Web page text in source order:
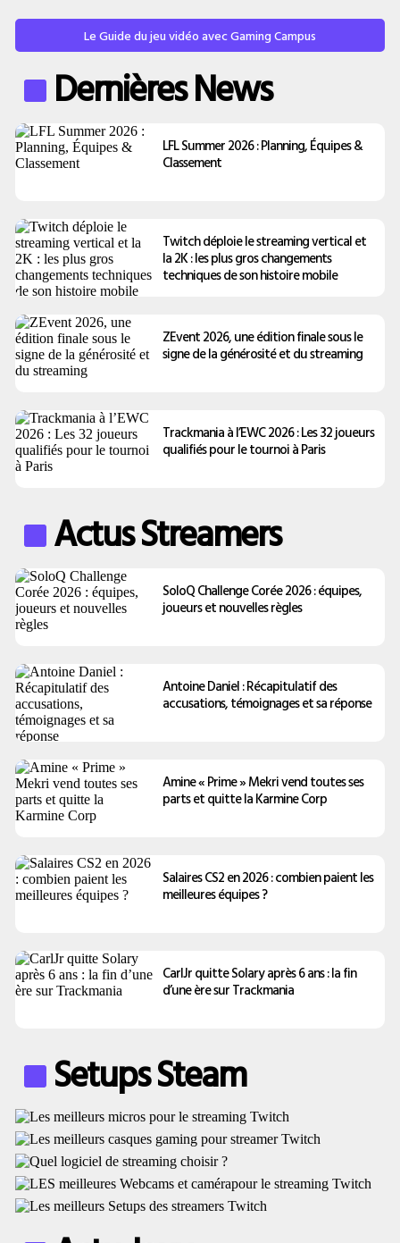
Le Guide du jeu vidéo avec Gaming Campus
Dernières News
LFL Summer 2026 : Planning, Équipes &
Classement
Twitch déploie le streaming vertical et
la 2K : les plus gros changements
techniques de son histoire mobile
ZEvent 2026, une édition finale sous le
signe de la générosité et du streaming
Trackmania à l’EWC 2026 : Les 32 joueurs
qualifiés pour le tournoi à Paris
Actus Streamers
SoloQ Challenge Corée 2026 : équipes,
joueurs et nouvelles règles
Antoine Daniel : Récapitulatif des
accusations, témoignages et sa réponse
Amine « Prime » Mekri vend toutes ses
parts et quitte la Karmine Corp
Salaires CS2 en 2026 : combien paient les
meilleures équipes ?
CarlJr quitte Solary après 6 ans : la fin
d’une ère sur Trackmania
Setups Steam